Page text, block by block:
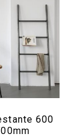
600